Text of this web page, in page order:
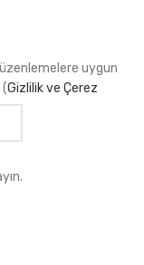
uygun
Gizlilik ve Çerez